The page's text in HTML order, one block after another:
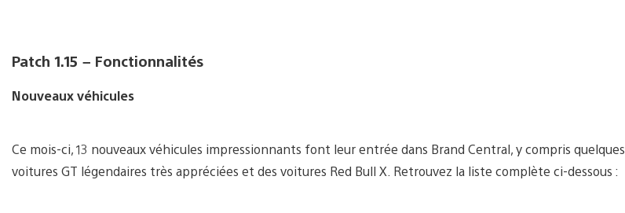
Patch 1.15 – Fonctionnalités
Nouveaux véhicules
Ce mois-ci, 13 nouveaux véhicules impressionnants font leur entrée dans Brand Central, y compris quelques
voitures GT légendaires très appréciées et des voitures Red Bull X. Retrouvez la liste complète ci-dessous :